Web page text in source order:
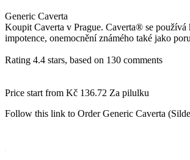
Generic Caverta
Koupit Caverta v Prague. Caverta® se používá
impotence, onemocnění známého také jako
Rating 4.4 stars, based on 130 comments
Price start from Kč 136.72 Za pilulku
Follow this link to Order Generic Caverta